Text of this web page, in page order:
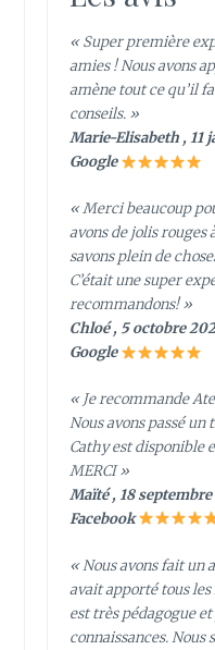
« Super première
amies ! Nous avons
amène tout ce qu’il
conseils. »
Marie-Elisabeth , 11
Google
« Merci beaucoup
avons de jolis rouges
savons plein de
C’était une super
recommandons! »
Chloé , 5 octobre
Google
« Je recommande
Nous avons passé un
Cathy est disponible
MERCI »
Maïté , 18
Facebook
« Nous avons fait un
avait apporté tous
est très pédagogue
connaissances. Nous